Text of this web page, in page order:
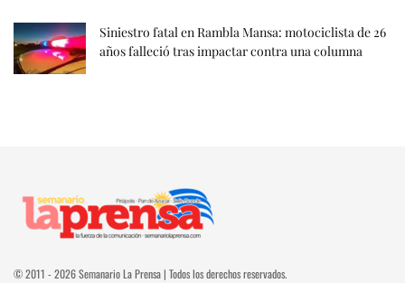
Siniestro fatal en Rambla Mansa: motociclista de 26
años falleció tras impactar contra una columna
© 2011 - 2026 Semanario La Prensa | Todos los derechos reservados.